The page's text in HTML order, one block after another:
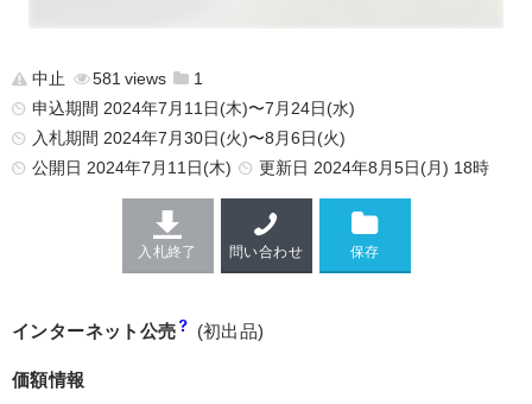
中止 581
1
申込期間 2024年7月11日(木)〜7月24日(水)
入札期間 2024年7月30日(火)〜8月6日(火)
公開日 2024年7月11日(木) 更新日 2024年8月5日(月) 18時
入札終了 問い合わせ
インターネット公売 (初出品)
価額情報